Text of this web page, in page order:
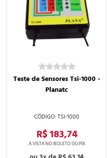
TSI-1000
Teste de Sensores Tsi-1000 -
Planatc
R$ 183,74